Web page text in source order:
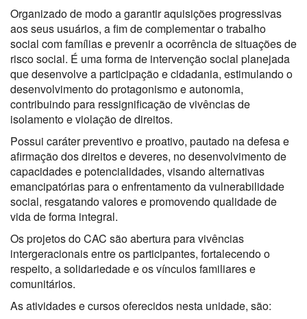
Organizado de modo a garantir aquisições progressivas
aos seus usuários, a fim de complementar o trabalho
social com famílias e prevenir a ocorrência de situações de
risco social. É uma forma de intervenção social planejada
que desenvolve a participação e cidadania, estimulando o
desenvolvimento do protagonismo e autonomia,
contribuindo para ressignificação de vivências de
isolamento e violação de direitos.
Possui caráter preventivo e proativo, pautado na defesa e
afirmação dos direitos e deveres, no desenvolvimento de
capacidades e potencialidades, visando alternativas
emancipatórias para o enfrentamento da vulnerabilidade
social, resgatando valores e promovendo qualidade de
vida de forma integral.
Os projetos do CAC são abertura para vivências
intergeracionais entre os participantes, fortalecendo o
respeito, a solidariedade e os vínculos familiares e
comunitários.
As atividades e cursos oferecidos nesta unidade, são: